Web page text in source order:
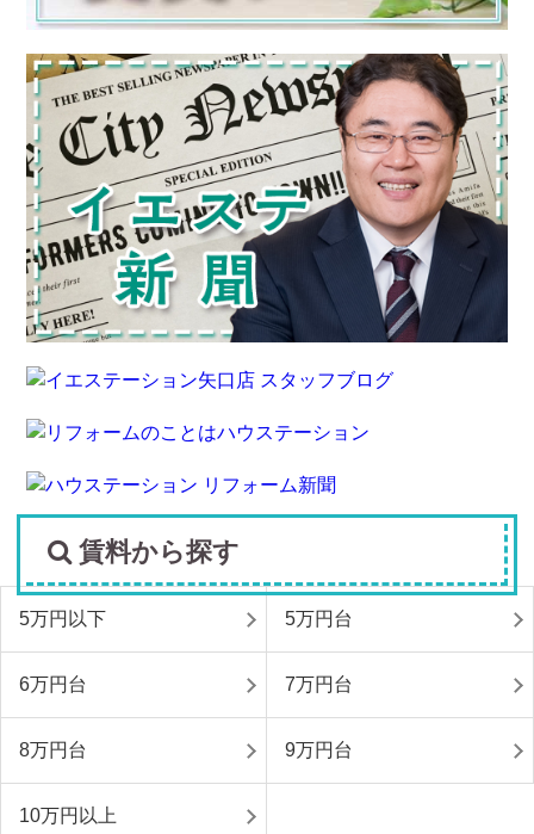
賃料から探す
5万円以下 5万円台
6万円台 7万円台
8万円台 9万円台
10万円以上